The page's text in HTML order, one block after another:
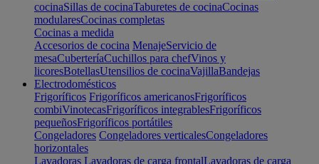
cocinaSillas de cocinaTaburetes de cocinaCocinas
modularesCocinas completas
Cocinas a medida
Accesorios de cocina MenajeServicio de
mesaCuberteríaCuchillos para chefVinos y
licoresBotellasUtensilios de cocinaVajillaBandejas
Electrodomésticos
Frigoríficos Frigoríficos americanosFrigoríficos
combiVinotecasFrigoríficos integrablesFrigoríficos
pequeñosFrigoríficos portátiles
Congeladores Congeladores verticalesCongeladores
horizontales
Lavadoras Lavadoras de carga frontalLavadoras de carga